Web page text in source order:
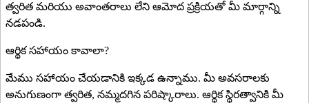
త్వరిత మరియు అవాంతరాలు లేని ఆమోద ప్రక్రియతో మీ మార్గాన్ని
నడపండి.
ఆర్థిక సహాయం కావాలా?
మేము సహాయం చేయడానికి ఇక్కడ ఉన్నాము. మీ అవసరాలకు
అనుగుణంగా త్వరిత, నమ్మదగిన పరిష్కారాలు. ఆర్థిక స్థిరత్వానికి మీ